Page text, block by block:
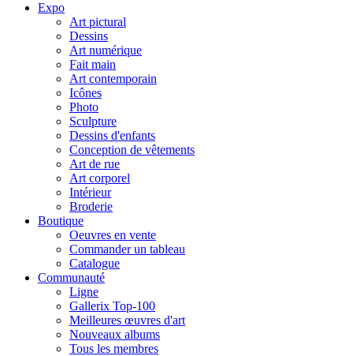
Expo
Art pictural
Dessins
Art numérique
Fait main
Art contemporain
Icônes
Photo
Sculpture
Dessins d'enfants
Conception de vêtements
Art de rue
Art corporel
Intérieur
Broderie
Boutique
Oeuvres en vente
Commander un tableau
Catalogue
Communauté
Ligne
Gallerix Top-100
Meilleures œuvres d'art
Nouveaux albums
Tous les membres